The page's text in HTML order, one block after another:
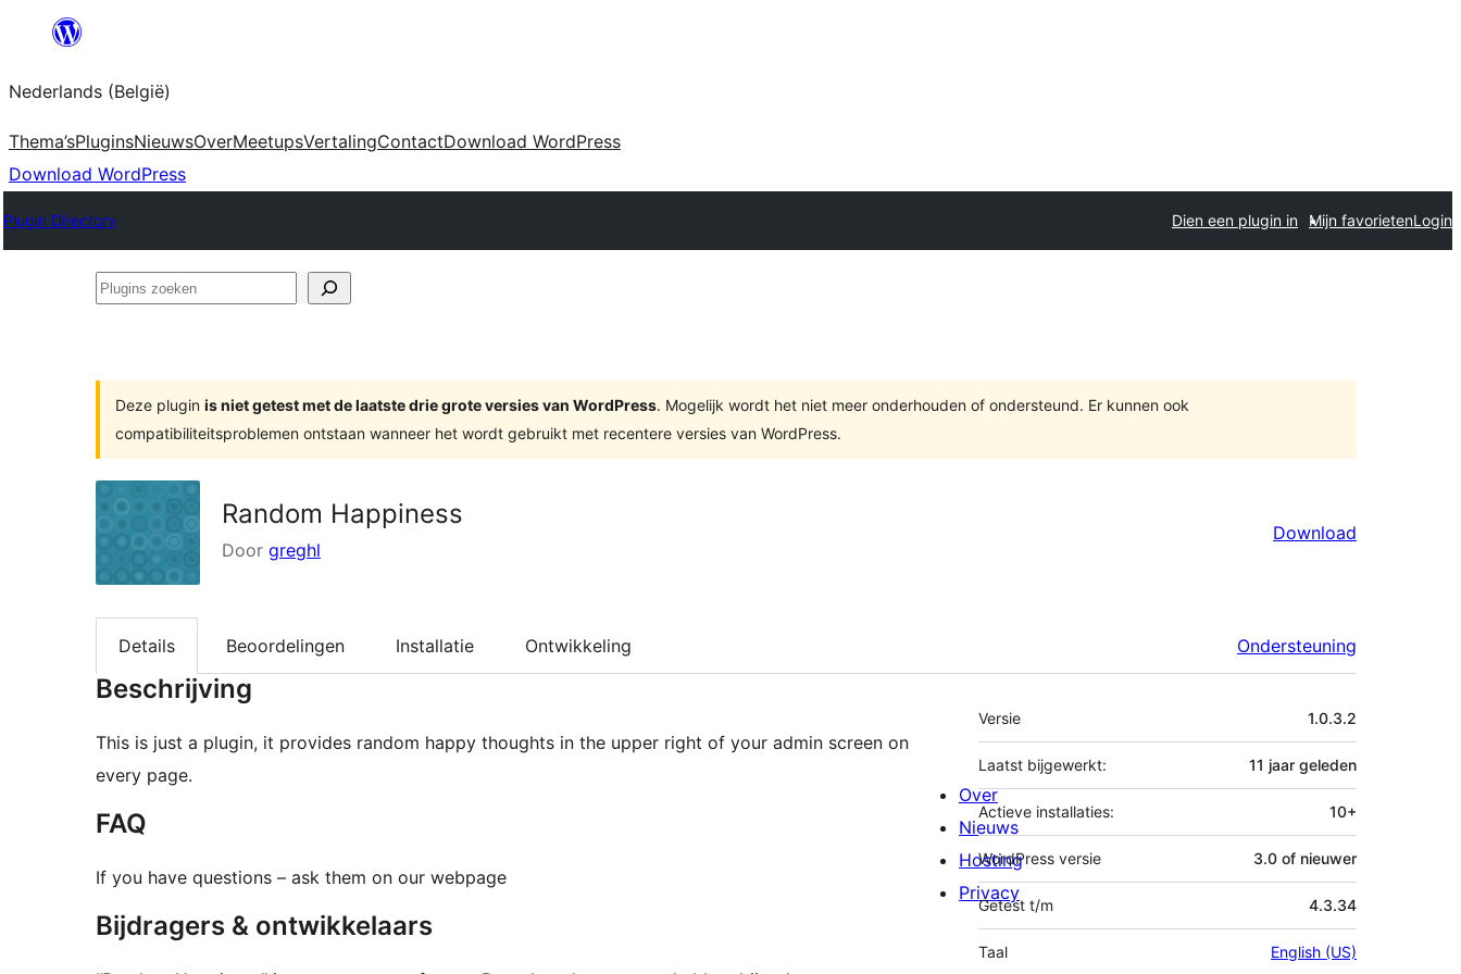
Spring
de
inhoud
Nederlands (België)
Thema’sPluginsNieuwsOverMeetupsVertalingContactDownload WordPress
Download WordPress
Plugin Directory Dien een plugin in Mijn favorietenLogin
Plugins
Deze plugin is niet getest met de laatste drie grote versies van WordPress. Mogelijk wordt het niet meer onderhouden of ondersteund. Er kunnen ook
compatibiliteitsproblemen ontstaan wanneer het wordt gebruikt met recentere versies van WordPress.
Random Happiness
Door greghl
Download
Details Beoordelingen Installatie Ontwikkeling Ondersteuning
Beschrijving
This is just a plugin, it provides random happy thoughts in the upper right of your admin screen on
every page.
FAQ
If you have questions – ask them on our webpage
Bijdragers & ontwikkelaars
Meta
Versie 1.0.3.2
Laatst bijgewerkt: 11 jaar geleden
Actieve installaties: 10+
WordPress versie 3.0 of nieuwer
Getest t/m 4.3.34
Taal English (US)
Over
Nieuws
Hosting
Privacy